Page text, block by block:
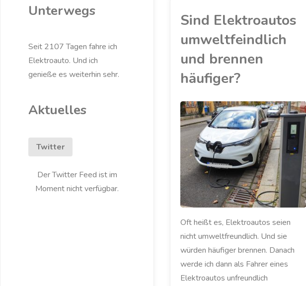
Sind Elektroautos
umweltfeindlich
und brennen
häufiger?
ELEKTROAUTO
Oft heißt es, Elektroautos seien
nicht umweltfreundlich. Und sie
würden häufiger brennen. Danach
werde ich dann als Fahrer eines
Elektroautos unfreundlich
Unterwegs
Seit 2107 Tagen fahre ich
Elektroauto. Und ich
genieße es weiterhin sehr.
Aktuelles
Twitter
Der Twitter Feed ist im
Moment nicht verfügbar.